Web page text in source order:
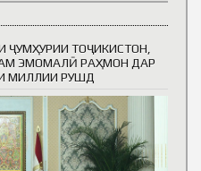
ҶУМҲУРИИ ТОҶИКИСТОН,
ЭМОМАЛӢ РАҲМОН ДАР
МИЛЛИИ РУШД